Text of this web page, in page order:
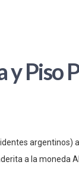
y Piso
argentinos)
a la moneda